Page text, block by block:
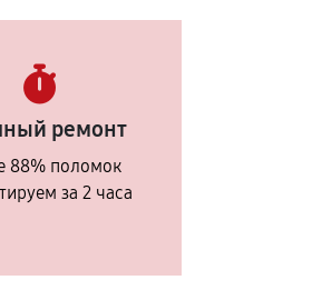
ремонт
88% поломок
за 2 часа